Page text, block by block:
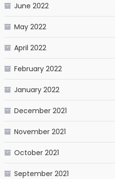
June 2022
May 2022
April 2022
February 2022
January 2022
December 2021
November 2021
October 2021
September 2021